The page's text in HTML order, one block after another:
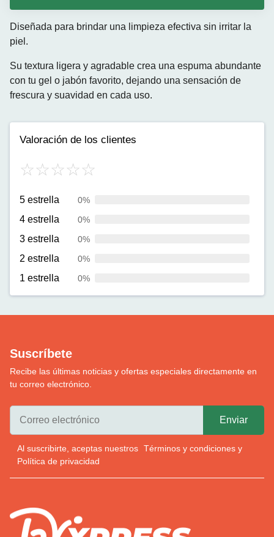
Diseñada para brindar una limpieza efectiva sin irritar la
piel.
Su textura ligera y agradable crea una espuma abundante
con tu gel o jabón favorito, dejando una sensación de
frescura y suavidad en cada uso.
Valoración de los clientes
5 estrella 0%
4 estrella 0%
3 estrella 0%
2 estrella 0%
1 estrella 0%
Suscríbete
Recibe las últimas noticias y ofertas especiales directamente en
tu correo electrónico.
Al suscribirte, aceptas nuestros Términos y condiciones y
Política de privacidad